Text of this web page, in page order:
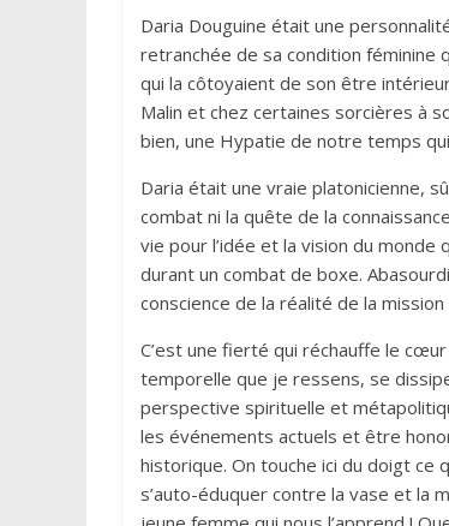
Daria Douguine était une
retranchée de sa condition féminine
qui la côtoyaient de son être
Malin et chez certaines sorcières à
bien, une Hypatie de notre temps
Daria était une vraie platonicienne,
combat ni la quête de la
vie pour l’idée et la vision du monde
durant un combat de boxe.
conscience de la réalité de la
C’est une fierté qui réchauffe le
temporelle que je ressens, se
perspective spirituelle et
les événements actuels et être
historique. On touche ici du doigt ce
s’auto-éduquer contre la vase et la